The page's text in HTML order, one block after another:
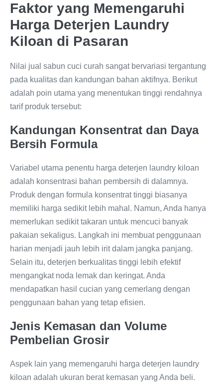
Faktor yang Memengaruhi
Harga Deterjen Laundry
Kiloan di Pasaran
Nilai jual sabun cuci curah sangat bervariasi tergantung
pada kualitas dan kandungan bahan aktifnya. Berikut
adalah poin utama yang menentukan tinggi rendahnya
tarif produk tersebut:
Kandungan Konsentrat dan Daya
Bersih Formula
Variabel utama penentu harga deterjen laundry kiloan
adalah konsentrasi bahan pembersih di dalamnya.
Produk dengan formula konsentrat tinggi biasanya
memiliki harga sedikit lebih mahal. Namun, Anda hanya
memerlukan sedikit takaran untuk mencuci banyak
pakaian sekaligus. Langkah ini membuat penggunaan
harian menjadi jauh lebih irit dalam jangka panjang.
Selain itu, deterjen berkualitas tinggi lebih efektif
mengangkat noda lemak dan keringat. Anda
mendapatkan hasil cucian yang cemerlang dengan
penggunaan bahan yang tetap efisien.
Jenis Kemasan dan Volume
Pembelian Grosir
Aspek lain yang memengaruhi harga deterjen laundry
kiloan adalah ukuran berat kemasan yang Anda beli.